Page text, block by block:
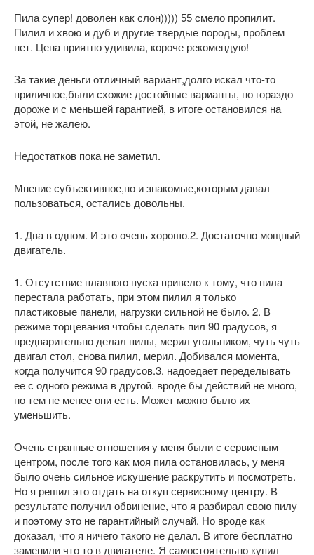
Пила супер! доволен как слон))))) 55 смело пропилит.
Пилил и хвою и дуб и другие твердые породы, проблем
нет. Цена приятно удивила, короче рекомендую!
За такие деньги отличный вариант,долго искал что-то
приличное,были схожие достойные варианты, но гораздо
дороже и с меньшей гарантией, в итоге остановился на
этой, не жалею.
Недостатков пока не заметил.
Мнение субъективное,но и знакомые,которым давал
пользоваться, остались довольны.
1. Два в одном. И это очень хорошо.2. Достаточно мощный
двигатель.
1. Отсутствие плавного пуска привело к тому, что пила
перестала работать, при этом пилил я только
пластиковые панели, нагрузки сильной не было. 2. В
режиме торцевания чтобы сделать пил 90 градусов, я
предварительно делал пилы, мерил угольником, чуть чуть
двигал стол, снова пилил, мерил. Добивался момента,
когда получится 90 градусов.3. надоедает переделывать
ее с одного режима в другой. вроде бы действий не много,
но тем не менее они есть. Может можно было их
уменьшить.
Очень странные отношения у меня были с сервисным
центром, после того как моя пила остановилась, у меня
было очень сильное искушение раскрутить и посмотреть.
Но я решил это отдать на откуп сервисному центру. В
результате получил обвинение, что я разбирал свою пилу
и поэтому это не гарантийный случай. Но вроде как
доказал, что я ничего такого не делал. В итоге бесплатно
заменили что то в двигателе. Я самостоятельно купил